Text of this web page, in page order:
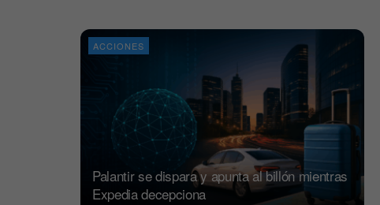
ACCIONES
Palantir se dispara y apunta al billón mientras
Expedia decepciona